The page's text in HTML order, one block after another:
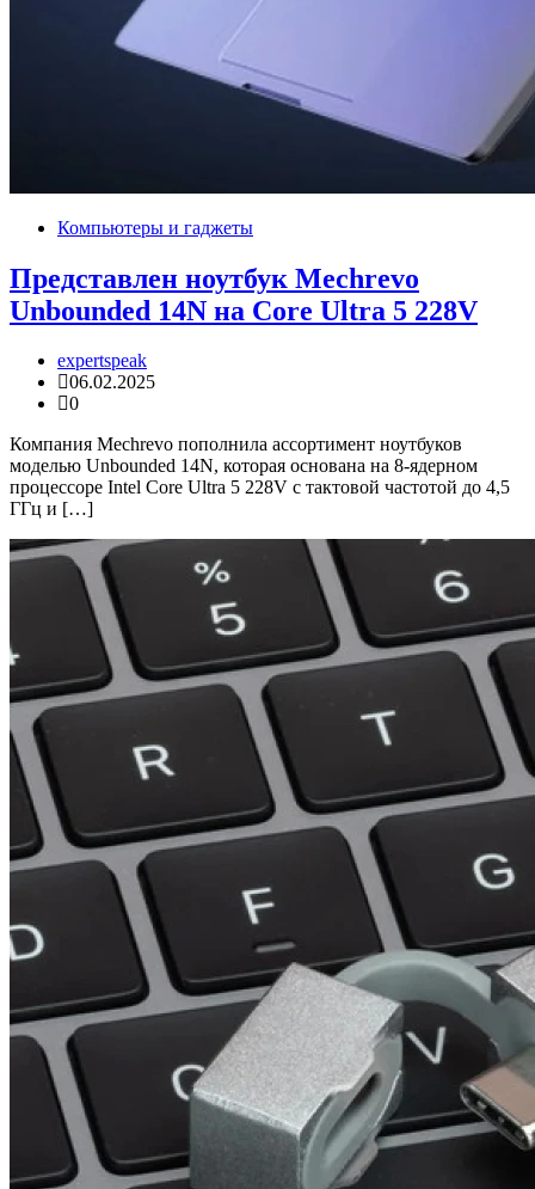
Компьютеры и гаджеты
Представлен ноутбук Mechrevo
Unbounded 14N на Core Ultra 5 228V
expertspeak
06.02.2025
0
Компания Mechrevo пополнила ассортимент ноутбуков
моделью Unbounded 14N, которая основана на 8-ядерном
процессоре Intel Core Ultra 5 228V с тактовой частотой до 4,5
ГГц и […]